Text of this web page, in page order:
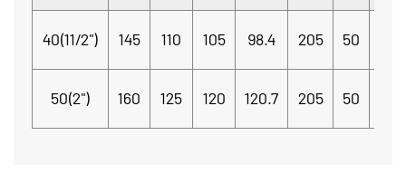
40(11/2") 145 110 105 98.4 205 50
50(2") 160 125 120 120.7 205 50